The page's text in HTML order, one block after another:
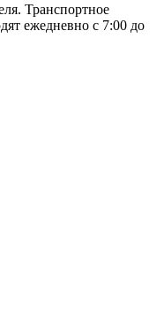
Транспортное
ежедневно с 7:00 до